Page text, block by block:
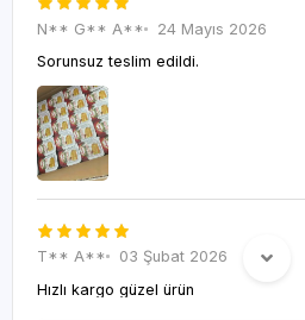
N** G** A**
24 Mayıs 2026
Sorunsuz teslim edildi.
T** A**
03 Şubat 2026
Hızlı kargo güzel ürün